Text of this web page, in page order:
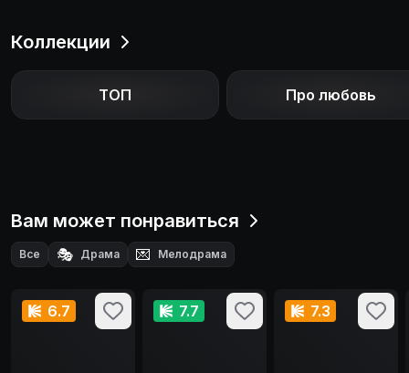
Коллекции
ТОП Про любовь
Вам может понравиться
Все 🎭 Драма 💌 Мелодрама
6.7 7.7 7.3